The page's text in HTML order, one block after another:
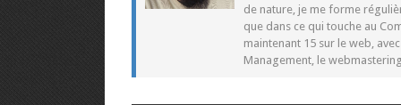
de nature, je me forme
que dans ce qui touche au
maintenant 15 sur le web,
Management, le